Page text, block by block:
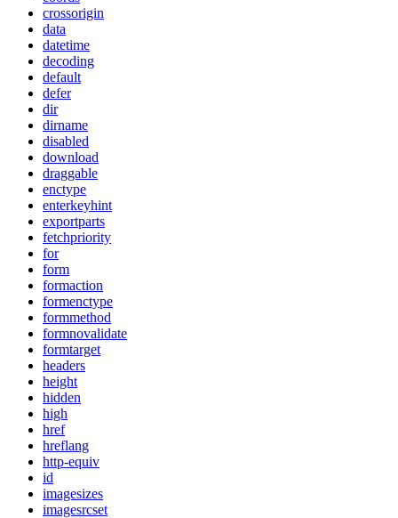
crossorigin
data
datetime
decoding
default
defer
dir
dirname
disabled
download
draggable
enctype
enterkeyhint
exportparts
fetchpriority
for
form
formaction
formenctype
formmethod
formnovalidate
formtarget
headers
height
hidden
high
href
hreflang
http-equiv
id
imagesizes
imagesrcset